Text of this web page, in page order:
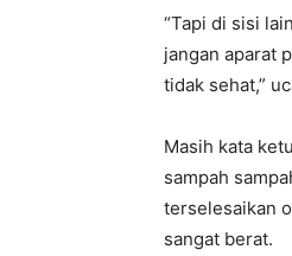
“Tapi di sisi
jangan aparat
tidak sehat,”
Masih kata
sampah
terselesaikan
sangat berat.